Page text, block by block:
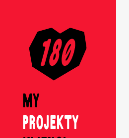
MY
PROJEKTY